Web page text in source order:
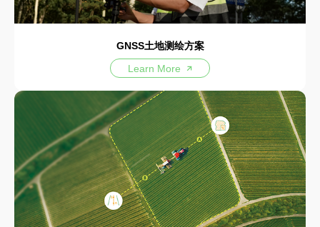
GNSS土地测绘方案
Learn More